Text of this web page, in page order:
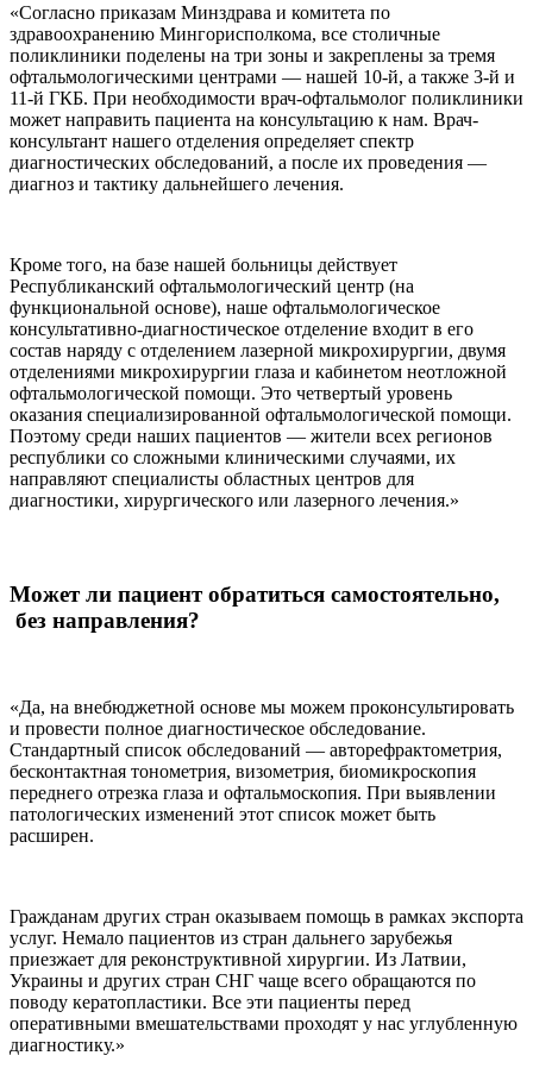
«Согласно приказам Минздрава и комитета по
здравоохранению Мингорисполкома, все столичные
поликлиники поделены на три зоны и закреплены за тремя
офтальмологическими центрами — нашей 10-й, а также 3-й и
11-й ГКБ. При необходимости врач-офтальмолог поликлиники
может направить пациента на консультацию к нам. Врач-
консультант нашего отделения определяет спектр
диагностических обследований, а после их проведения —
диагноз и тактику дальнейшего лечения.
Кроме того, на базе нашей больницы действует
Республиканский офтальмологический центр (на
функциональной основе), наше офтальмологическое
консультативно-диагностическое отделение входит в его
состав наряду с отделением лазерной микрохирургии, двумя
отделениями микрохирургии глаза и кабинетом неотложной
офтальмологической помощи. Это четвертый уровень
оказания специализированной офтальмологической помощи.
Поэтому среди наших пациентов — жители всех регионов
республики со сложными клиническими случаями, их
направляют специалисты областных центров для
диагностики, хирургического или лазерного лечения.»
Может ли пациент обратиться самостоятельно,
без направления?
«Да, на внебюджетной основе мы можем проконсультировать
и провести полное диагностическое обследование.
Стандартный список обследований — авторефрактометрия,
бесконтактная тонометрия, визометрия, биомикроскопия
переднего отрезка глаза и офтальмоскопия. При выявлении
патологических изменений этот список может быть
расширен.
Гражданам других стран оказываем помощь в рамках экспорта
услуг. Немало пациентов из стран дальнего зарубежья
приезжает для реконструктивной хирургии. Из Латвии,
Украины и других стран СНГ чаще всего обращаются по
поводу кератопластики. Все эти пациенты перед
оперативными вмешательствами проходят у нас углубленную
диагностику.»